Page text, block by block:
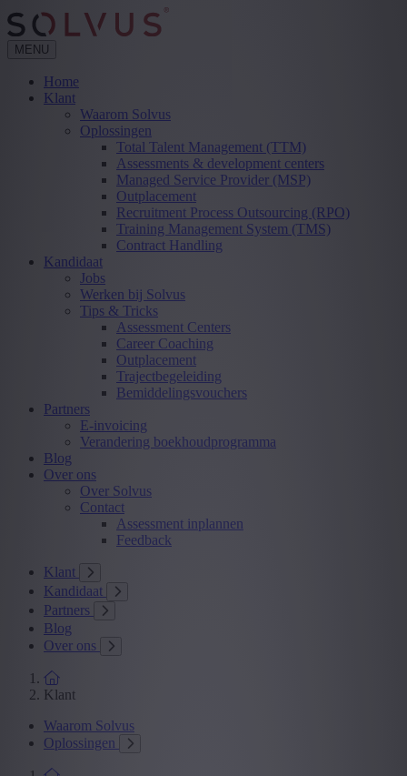
MENU
Home
Klant
Waarom Solvus
Oplossingen
Total Talent Management (TTM)
Assessments & development centers
Managed Service Provider (MSP)
Outplacement
Recruitment Process Outsourcing (RPO)
Training Management System (TMS)
Contract Handling
Kandidaat
Jobs
Werken bij Solvus
Tips & Tricks
Assessment Centers
Career Coaching
Outplacement
Trajectbegeleiding
Bemiddelingsvouchers
Partners
E-invoicing
Verandering boekhoudprogramma
Blog
Over ons
Over Solvus
Contact
Assessment inplannen
Feedback
Klant
Kandidaat
Partners
Blog
Over ons
Klant
Waarom Solvus
Oplossingen